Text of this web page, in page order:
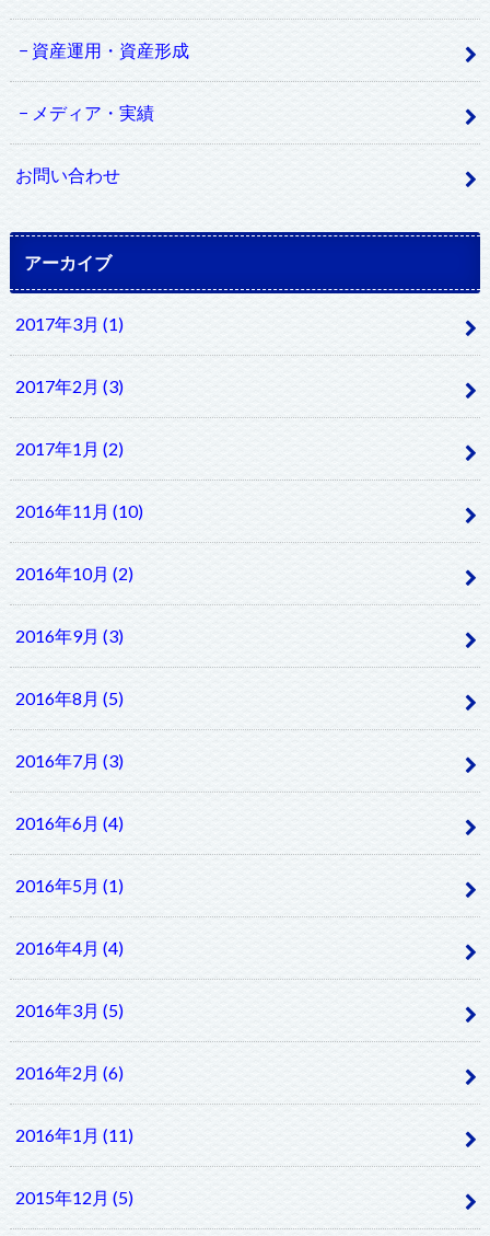
資産運用・資産形成
メディア・実績
お問い合わせ
アーカイブ
2017年3月 (1)
2017年2月 (3)
2017年1月 (2)
2016年11月 (10)
2016年10月 (2)
2016年9月 (3)
2016年8月 (5)
2016年7月 (3)
2016年6月 (4)
2016年5月 (1)
2016年4月 (4)
2016年3月 (5)
2016年2月 (6)
2016年1月 (11)
2015年12月 (5)